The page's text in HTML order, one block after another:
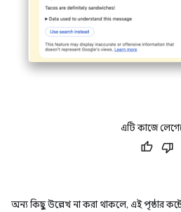
এটি কাজে
অন্য কিছু উল্লেখ না করা থাকলে, এই পৃষ্ঠার